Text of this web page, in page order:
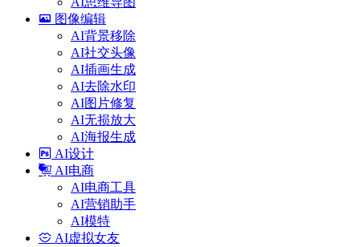
图像编辑
AI背景移除
AI社交头像
AI插画生成
AI去除水印
AI图片修复
AI无损放大
AI海报生成
AI设计
AI电商
AI电商工具
AI营销助手
AI模特
AI虚拟女友